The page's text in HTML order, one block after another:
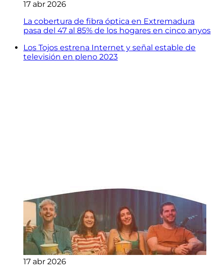
17 abr 2026
La cobertura de fibra óptica en Extremadura
pasa del 47 al 85% de los hogares en cinco anyos
Los Tojos estrena Internet y señal estable de
televisión en pleno 2023
17 abr 2026